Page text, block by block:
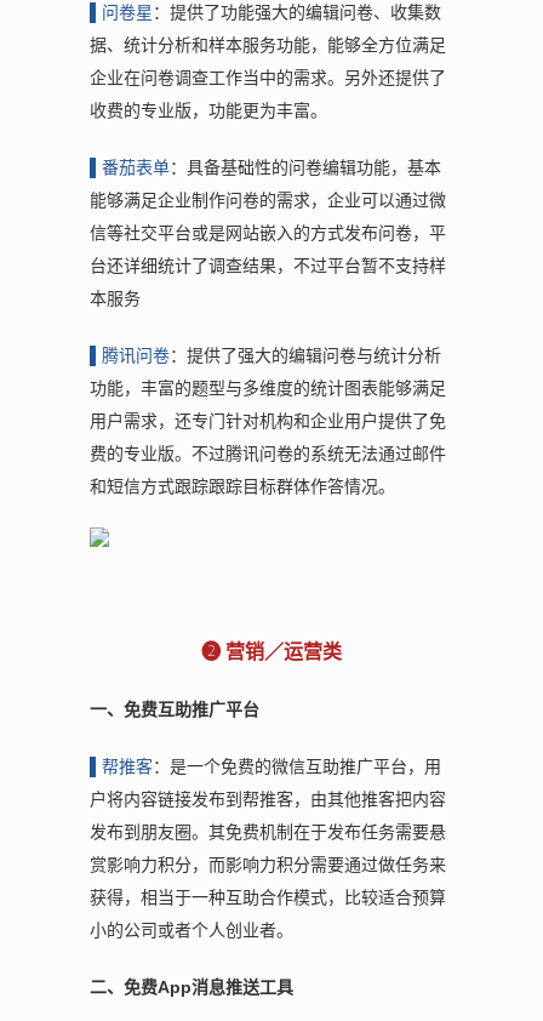
▌问卷星：提供了功能强大的编辑问卷、收集数
据、统计分析和样本服务功能，能够全方位满足
企业在问卷调查工作当中的需求。另外还提供了
收费的专业版，功能更为丰富。
▌番茄表单：具备基础性的问卷编辑功能，基本
能够满足企业制作问卷的需求，企业可以通过微
信等社交平台或是网站嵌入的方式发布问卷，平
台还详细统计了调查结果，不过平台暂不支持样
本服务
▌腾讯问卷：提供了强大的编辑问卷与统计分析
功能，丰富的题型与多维度的统计图表能够满足
用户需求，还专门针对机构和企业用户提供了免
费的专业版。不过腾讯问卷的系统无法通过邮件
和短信方式跟踪跟踪目标群体作答情况。
❷ 营销／运营类
一、免费互助推广平台
▌帮推客：是一个免费的微信互助推广平台，用
户将内容链接发布到帮推客，由其他推客把内容
发布到朋友圈。其免费机制在于发布任务需要悬
赏影响力积分，而影响力积分需要通过做任务来
获得，相当于一种互助合作模式，比较适合预算
小的公司或者个人创业者。
二、免费App消息推送工具